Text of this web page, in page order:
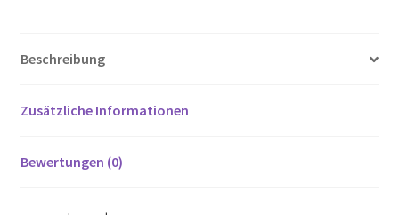
o
k
er
Beschreibung
Zusätzliche Informationen
Bewertungen (0)